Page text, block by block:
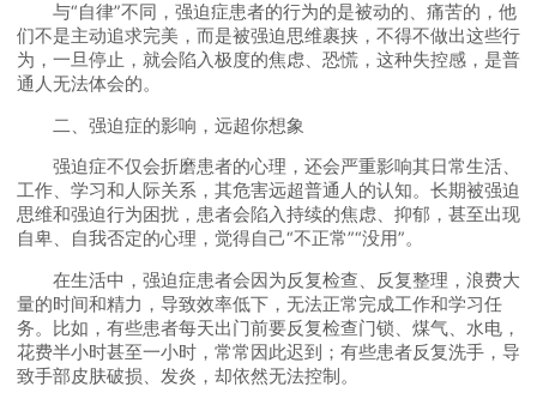
与“自律”不同，强迫症患者的行为的是被动的、痛苦的，他
们不是主动追求完美，而是被强迫思维裹挟，不得不做出这些行
为，一旦停止，就会陷入极度的焦虑、恐慌，这种失控感，是普
通人无法体会的。
二、强迫症的影响，远超你想象
强迫症不仅会折磨患者的心理，还会严重影响其日常生活、
工作、学习和人际关系，其危害远超普通人的认知。长期被强迫
思维和强迫行为困扰，患者会陷入持续的焦虑、抑郁，甚至出现
自卑、自我否定的心理，觉得自己“不正常”“没用”。
在生活中，强迫症患者会因为反复检查、反复整理，浪费大
量的时间和精力，导致效率低下，无法正常完成工作和学习任
务。比如，有些患者每天出门前要反复检查门锁、煤气、水电，
花费半小时甚至一小时，常常因此迟到；有些患者反复洗手，导
致手部皮肤破损、发炎，却依然无法控制。